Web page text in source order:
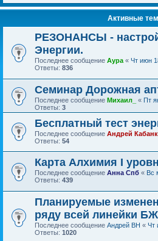
Активные
РЕЗОНАНСЫ -
Энергии.
Последнее сообщение Аура « Чт июн
Ответы: 836
Семинар Дорожная
Последнее сообщение Михаил_ « Пт
Ответы: 3
Бесплатный тест
Последнее сообщение Андрей
Ответы: 54
Карта Алхимия I
Последнее сообщение Анна Спб « Вс
Ответы: 439
Планируемые
ряду всей линейки
Последнее сообщение Андрей ВН « Чт
Ответы: 1020